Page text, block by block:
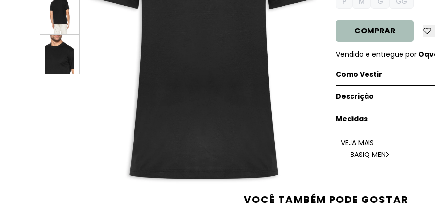
COMPRAR
Vendido e entregue por
Como Vestir
Descrição
Medidas
VEJA MAIS
BASIQ MEN
VOCÊ TAMBÉM PODE GOSTAR